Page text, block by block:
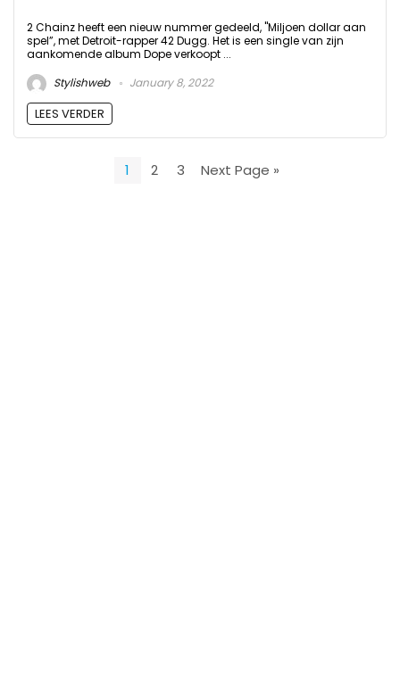
2 Chainz heeft een nieuw nummer gedeeld, "Miljoen dollar aan
spel”, met Detroit-rapper 42 Dugg. Het is een single van zijn
aankomende album Dope verkoopt ...
Stylishweb
January 8, 2022
LEES VERDER
1 2 3 Next Page »